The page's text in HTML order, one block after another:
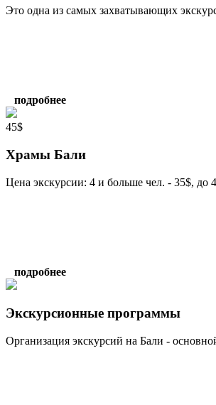
Это одна из самых захватывающих
подробнее
45$
Храмы Бали
Цена экскурсии: 4 и больше чел. - 35$, до
подробнее
Экскурсионные программы
Организация экскурсий на Бали -